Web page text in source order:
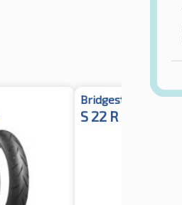
Bridgestone
S 22 R Rear